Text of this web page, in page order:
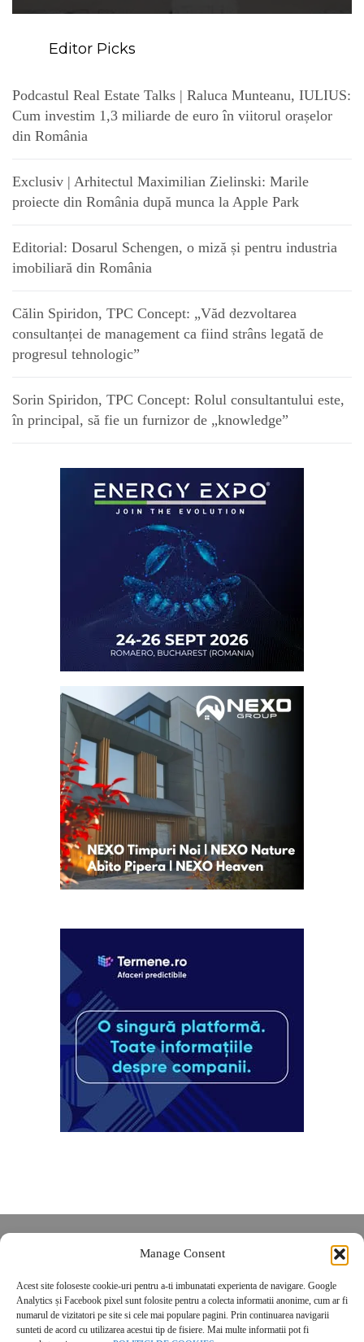
Manage Consent
Acest site foloseste cookie-uri pentru a-ti imbunatati experienta de navigare. Google
Analytics și Facebook pixel sunt folosite pentru a colecta informatii anonime, cum ar fi
numarul de vizitatori pe site si cele mai populare pagini. Prin continuarea navigarii
sunteti de acord cu utilizarea acestui tip de fisiere. Mai multe informatii pot fi
Editor Picks
Podcastul Real Estate Talks | Raluca Munteanu, IULIUS:
Cum investim 1,3 miliarde de euro în viitorul orașelor
din România
Exclusiv | Arhitectul Maximilian Zielinski: Marile
proiecte din România după munca la Apple Park
Editorial: Dosarul Schengen, o miză și pentru industria
imobiliară din România
Călin Spiridon, TPC Concept: „Văd dezvoltarea
consultanței de management ca fiind strâns legată de
progresul tehnologic”
Sorin Spiridon, TPC Concept: Rolul consultantului este,
în principal, să fie un furnizor de „knowledge”
POLITICĂ DE CONFIDENȚIALITATE
Politica de cookies